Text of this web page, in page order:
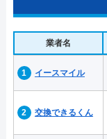
業者名
イースマイル
交換できるくん